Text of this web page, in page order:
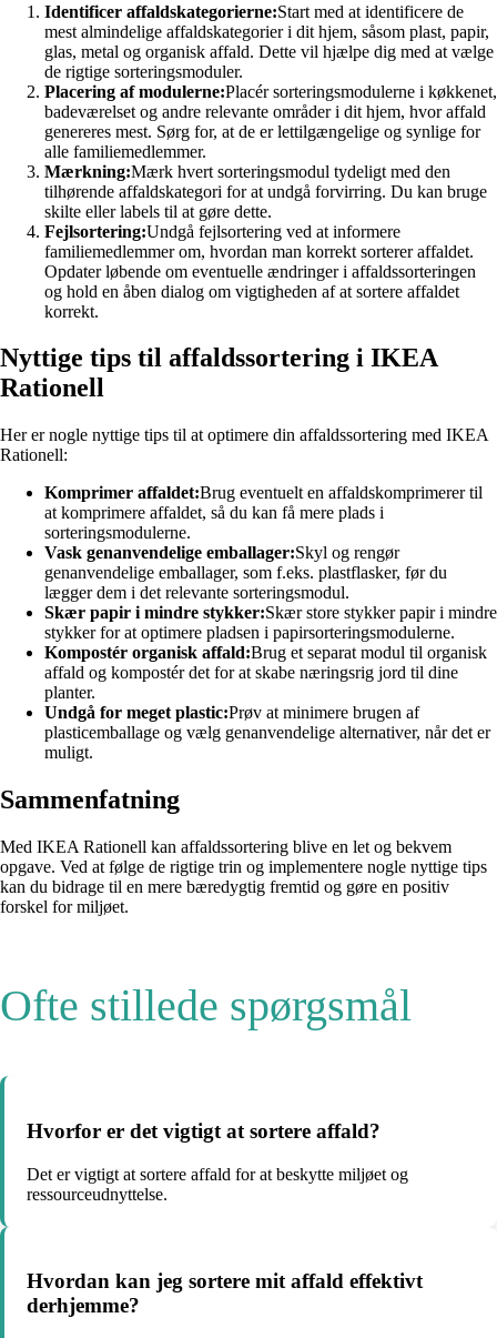
Identificer affaldskategorierne:Start med at identificere de
mest almindelige affaldskategorier i dit hjem, såsom plast, papir,
glas, metal og organisk affald. Dette vil hjælpe dig med at vælge
de rigtige sorteringsmoduler.
Placering af modulerne:Placér sorteringsmodulerne i køkkenet,
badeværelset og andre relevante områder i dit hjem, hvor affald
genereres mest. Sørg for, at de er lettilgængelige og synlige for
alle familiemedlemmer.
Mærkning:Mærk hvert sorteringsmodul tydeligt med den
tilhørende affaldskategori for at undgå forvirring. Du kan bruge
skilte eller labels til at gøre dette.
Fejlsortering:Undgå fejlsortering ved at informere
familiemedlemmer om, hvordan man korrekt sorterer affaldet.
Opdater løbende om eventuelle ændringer i affaldssorteringen
og hold en åben dialog om vigtigheden af at sortere affaldet
korrekt.
Nyttige tips til affaldssortering i IKEA
Rationell
Her er nogle nyttige tips til at optimere din affaldssortering med IKEA
Rationell:
Komprimer affaldet:Brug eventuelt en affaldskomprimerer til
at komprimere affaldet, så du kan få mere plads i
sorteringsmodulerne.
Vask genanvendelige emballager:Skyl og rengør
genanvendelige emballager, som f.eks. plastflasker, før du
lægger dem i det relevante sorteringsmodul.
Skær papir i mindre stykker:Skær store stykker papir i mindre
stykker for at optimere pladsen i papirsorteringsmodulerne.
Kompostér organisk affald:Brug et separat modul til organisk
affald og kompostér det for at skabe næringsrig jord til dine
planter.
Undgå for meget plastic:Prøv at minimere brugen af
plasticemballage og vælg genanvendelige alternativer, når det er
muligt.
Sammenfatning
Med IKEA Rationell kan affaldssortering blive en let og bekvem
opgave. Ved at følge de rigtige trin og implementere nogle nyttige tips
kan du bidrage til en mere bæredygtig fremtid og gøre en positiv
forskel for miljøet.
Ofte stillede spørgsmål
Hvorfor er det vigtigt at sortere affald?
Det er vigtigt at sortere affald for at beskytte miljøet og
ressourceudnyttelse.
Hvordan kan jeg sortere mit affald effektivt
derhjemme?